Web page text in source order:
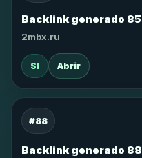
Backlink generado 85
2mbx.ru
SI Abrir
#88
Backlink generado 88